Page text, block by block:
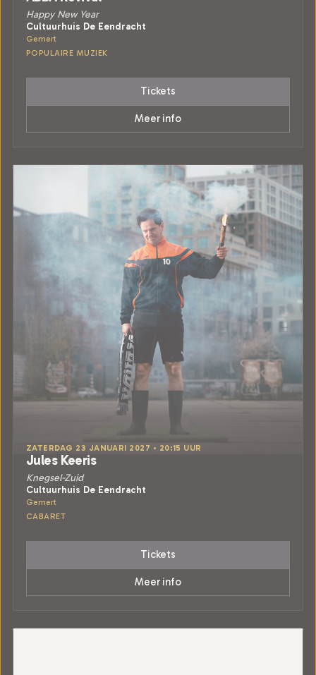
Happy New Year
Cultuurhuis De Eendracht
Gemert
POPULAIRE MUZIEK
Tickets
Meer info
ZATERDAG 23 JANUARI 2027 • 20:15 UUR
Jules Keeris
Knegsel-Zuid
Cultuurhuis De Eendracht
Gemert
CABARET
Tickets
Meer info